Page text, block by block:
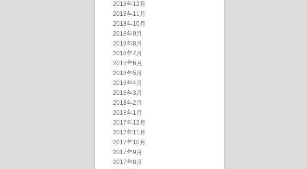
2018年12月
2018年11月
2018年10月
2018年9月
2018年8月
2018年7月
2018年6月
2018年5月
2018年4月
2018年3月
2018年2月
2018年1月
2017年12月
2017年11月
2017年10月
2017年9月
2017年8月